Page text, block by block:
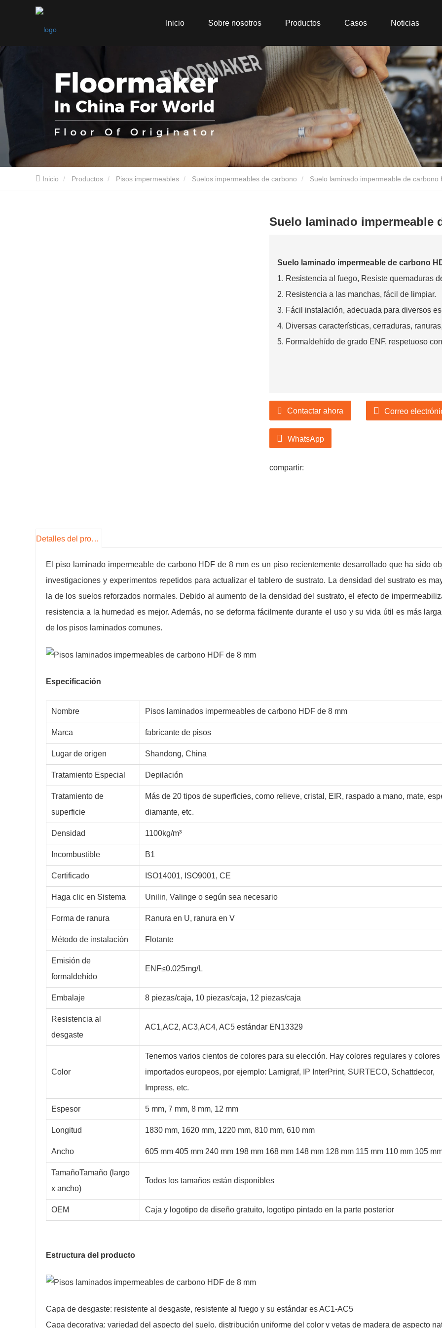
Inicio Sobre nosotros Productos Casos Noticias
Inicio Productos Pisos impermeables Suelos impermeables de carbono Suelo laminado impermeable de carbono
Suelo laminado impermeable
Suelo laminado impermeable de carbono
1. Resistencia al fuego, Resiste quemaduras
2. Resistencia a las manchas, fácil de limpiar.
3. Fácil instalación, adecuada para diversos
4. Diversas características, cerraduras,
5. Formaldehído de grado ENF, respetuoso
Contactar ahora Correo
WhatsApp
compartir:
Detalles del producto
El piso laminado impermeable de carbono HDF de 8 mm es un piso recientemente desarrollado que ha sido
investigaciones y experimentos repetidos para actualizar el tablero de sustrato. La densidad del sustrato es
la de los suelos reforzados normales. Debido al aumento de la densidad del sustrato, el efecto de
resistencia a la humedad es mejor. Además, no se deforma fácilmente durante el uso y su vida útil es más
de los pisos laminados comunes.
Especificación
Nombre Pisos laminados impermeables de carbono HDF de 8 mm
Marca fabricante de pisos
Lugar de origen Shandong, China
Tratamiento Especial Depilación
Tratamiento de
superficie
Más de 20 tipos de superficies, como relieve, cristal, EIR, raspado a mano, mate,
diamante, etc.
Densidad 1100kg/m³
Incombustible B1
Certificado ISO14001, ISO9001, CE
Haga clic en Sistema Unilin, Valinge o según sea necesario
Forma de ranura Ranura en U, ranura en V
Método de instalación Flotante
Emisión de
formaldehído
ENF≤0.025mg/L
Embalaje 8 piezas/caja, 10 piezas/caja, 12 piezas/caja
Resistencia al
desgaste
AC1,AC2, AC3,AC4, AC5 estándar EN13329
Color
Tenemos varios cientos de colores para su elección. Hay colores regulares y colores
importados europeos, por ejemplo: Lamigraf, IP InterPrint, SURTECO, Schattdecor,
Impress, etc.
Espesor 5 mm, 7 mm, 8 mm, 12 mm
Longitud 1830 mm, 1620 mm, 1220 mm, 810 mm, 610 mm
Ancho 605 mm 405 mm 240 mm 198 mm 168 mm 148 mm 128 mm 115 mm 110 mm 105
TamañoTamaño (largo
x ancho)
Todos los tamaños están disponibles
OEM Caja y logotipo de diseño gratuito, logotipo pintado en la parte posterior
Estructura del producto
Capa de desgaste: resistente al desgaste, resistente al fuego y su estándar es AC1-AC5
Capa decorativa: variedad del aspecto del suelo, distribución uniforme del color y vetas de madera de aspecto